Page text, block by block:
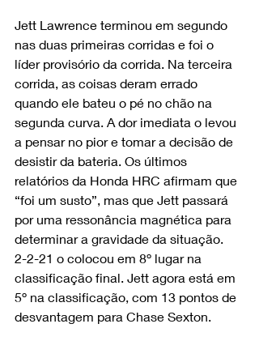
Jett Lawrence terminou em segundo
nas duas primeiras corridas e foi o
líder provisório da corrida. Na terceira
corrida, as coisas deram errado
quando ele bateu o pé no chão na
segunda curva. A dor imediata o levou
a pensar no pior e tomar a decisão de
desistir da bateria. Os últimos
relatórios da Honda HRC afirmam que
“foi um susto”, mas que Jett passará
por uma ressonância magnética para
determinar a gravidade da situação.
2-2-21 o colocou em 8º lugar na
classificação final. Jett agora está em
5º na classificação, com 13 pontos de
desvantagem para Chase Sexton.